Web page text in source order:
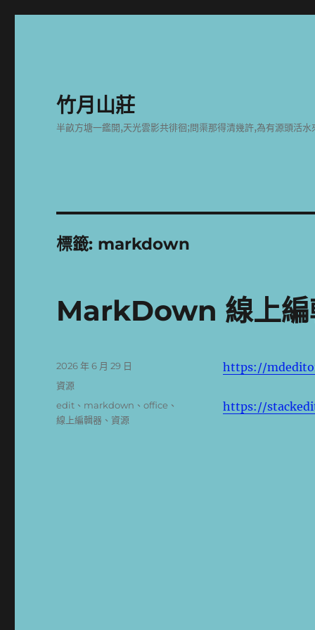
竹月山莊
半畝方塘一鑑開,天光雲影共徘徊;問渠那得清幾許,為有源頭活水
標籤: markdown
MarkDown 線上編
https://
https://
發
佈
期:
2026 年 6 月 29 日
分
資源
標
籤
edit 、 markdown 、office 、
線上編輯器 、資源